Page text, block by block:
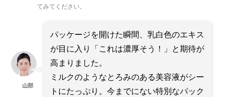
てみてください。
山部
パッケージを開けた瞬間、乳白色のエキス
が目に入り「これは濃厚そう！」と期待が
高まりました。
ミルクのようなとろみのある美容液がシー
トにたっぷり。今までにない特別なパック